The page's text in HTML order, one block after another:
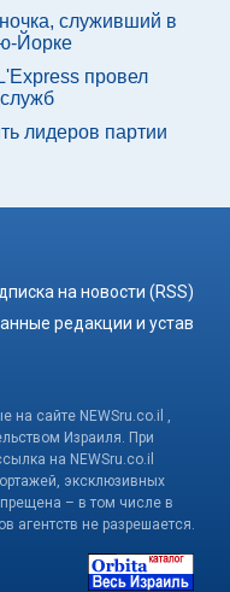
служивший в
Йорке
провел
лидеров партии
на новости (RSS)
редакции и устав
сайте NEWSru.co.il ,
Израиля. При
на NEWSru.co.il
эксклюзивных
– в том числе в
агентств не разрешается.